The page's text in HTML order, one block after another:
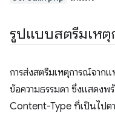
รูปแบบสตรีมเหตุ
การส่งสตรีมเหตุการณ์จาก
ข้อความธรรมดา ซึ่งแสดงพ
Content-Type ที่เป็นไปต